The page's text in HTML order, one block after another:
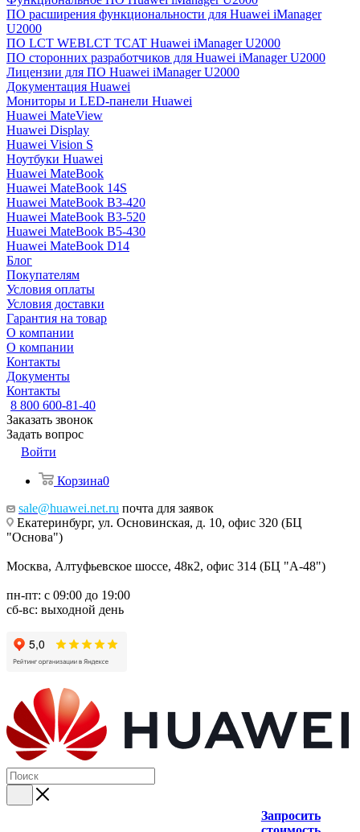
ПО расширения функциональности для Huawei iManager
U2000
ПО LCT WEBLCT TCAT Huawei iManager U2000
ПО сторонних разработчиков для Huawei iManager U2000
Лицензии для ПО Huawei iManager U2000
Документация Huawei
Мониторы и LED-панели Huawei
Huawei MateView
Huawei Display
Huawei Vision S
Ноутбуки Huawei
Huawei MateBook
Huawei MateBook 14S
Huawei MateBook B3-420
Huawei MateBook B3-520
Huawei MateBook B5-430
Huawei MateBook D14
Блог
Покупателям
Условия оплаты
Условия доставки
Гарантия на товар
О компании
О компании
Контакты
Документы
Контакты
8 800 600-81-40
Заказать звонок
Задать вопрос
Войти
Корзина0
sale@huawei.net.ru почта для заявок
Екатеринбург, ул. Основинская, д. 10, офис 320 (БЦ
"Основа")
Москва, Алтуфьевское шоссе, 48к2, офис 314 (БЦ "А-48")
пн-пт: с 09:00 до 19:00
сб-вс: выходной день
Запросить